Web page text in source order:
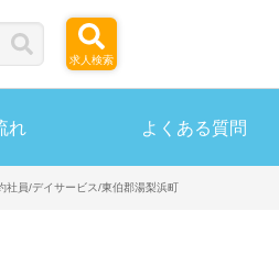
求人検索
れ よくある質問
社員/デイサービス/東伯郡湯梨浜町